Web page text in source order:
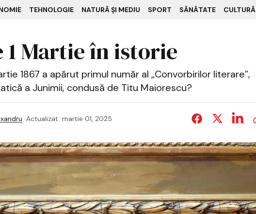
TEHNOLOGIE NATURĂ ȘI MEDIU SPORT SĂNĂTATE CULTURĂ
1 Martie în istorie
1867 a apărut primul număr al „Convorbirilor literare”,
a Junimii, condusă de Titu Maiorescu?
Actualizat martie 01, 2025